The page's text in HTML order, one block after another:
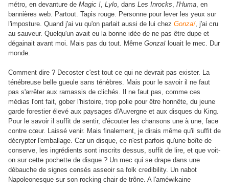
métro, en devanture de Magic !, Lylo, dans Les Inrocks, l'Huma, en
bannières web. Partout. Tapis rouge. Personne pour lever les yeux sur
l'imposture. Quand j'ai vu qu'on parlait aussi de lui chez Gonzaï, j'ai cru
au sauveur. Quelqu'un avait eu la bonne idée de ne pas être dupe et
dégainait avant moi. Mais pas du tout. Même Gonzaïlouait le mec. Dur
monde.
Comment dire ? Decoster c'est tout ce qui ne devrait pas exister. La
ténébreuse belle gueule sans ténèbres. Mais pour le savoir il ne faut
pas s'arrêter aux ramassis de clichés. Il ne faut pas, comme ces
médias l'ont fait, gober l'histoire, trop polie pour être honnête, du jeune
garde forestier élevé aux paysages d'Auvergne et aux disques du King.
Pour le savoir il suffit de sentir, d'écouter les chansons une à une, face
contre cœur. Laissé venir. Mais finalement, je dirais même qu'il suffit de
décrypter l'emballage. Car un disque, ce n'est parfois qu'une boîte de
conserve, les ingrédients sont inscrits dessus, suffit de lire, et que voit-
on sur cette pochette de disque ? Un mec qui se drape dans une
débauche de signes censés asseoir sa folk credibility. Un nabot
Napoleonesque sur son rocking chair de trône. A l'améwikaine